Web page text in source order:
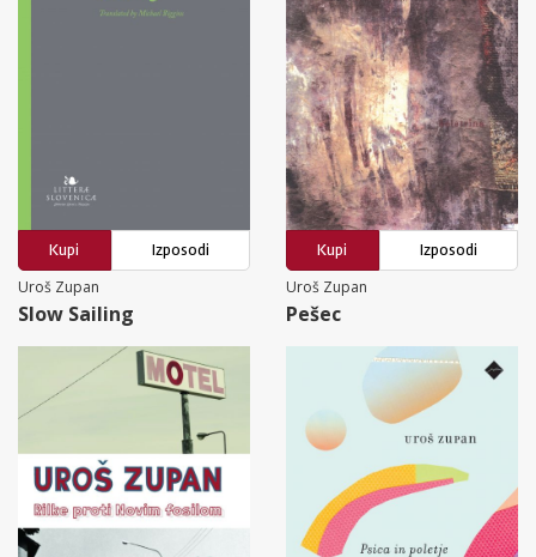
Kupi
Izposodi
Uroš Zupan
Slow Sailing
Kupi
Izposodi
Uroš Zupan
Pešec